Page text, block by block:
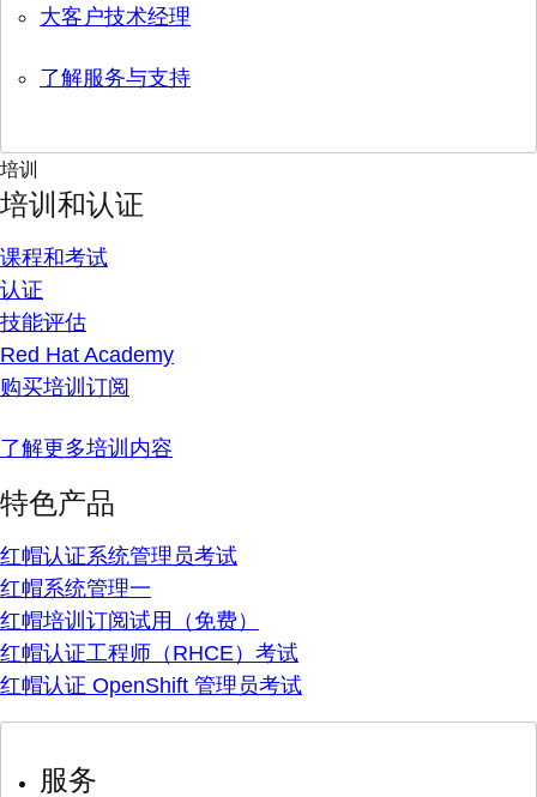
大客户技术经理
了解服务与支持
培训
培训和认证
课程和考试
认证
技能评估
Red Hat Academy
购买培训订阅
了解更多培训内容
特色产品
红帽认证系统管理员考试
红帽系统管理一
红帽培训订阅试用（免费）
红帽认证工程师（RHCE）考试
红帽认证 OpenShift 管理员考试
服务